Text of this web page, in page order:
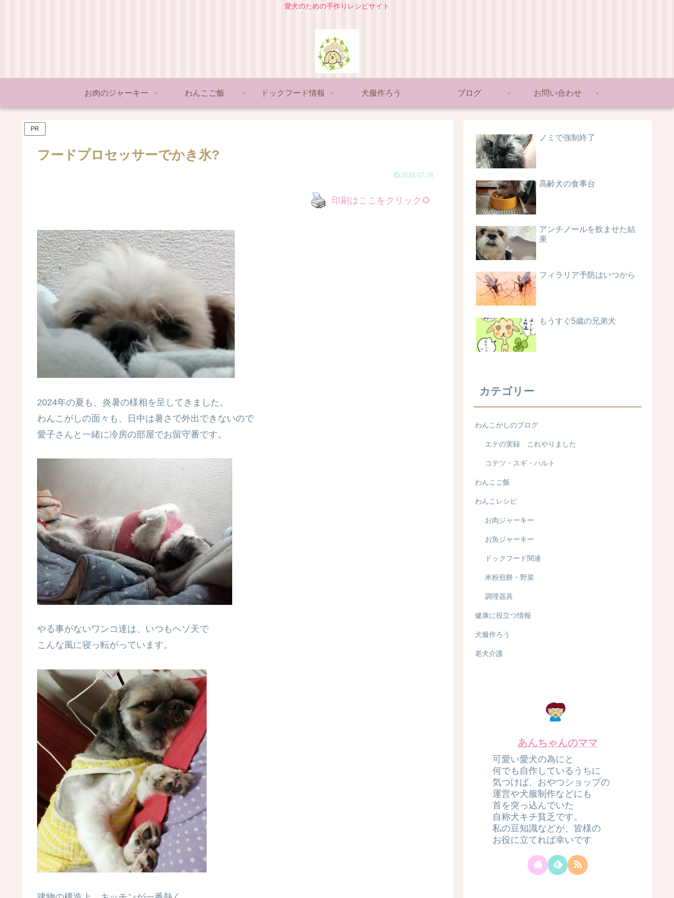
愛犬のための手作りレシピサイト
お肉のジャーキー わんこご飯 ドックフード情報 犬服作ろう ブログ お問い合わせ
PR
フードプロセッサーでかき氷?
2024.07.28
印刷はここをクリック🌻
2024年の夏も、炎暑の様相を呈してきました。
わんこがしの面々も、日中は暑さで外出できないので
愛子さんと一緒に冷房の部屋でお留守番です。
やる事がないワンコ達は、いつもヘソ天で
こんな風に寝っ転がっています。
ノミで強制終了
高齢犬の食事台
アンチノールを飲ませた結
果
フィラリア予防はいつから
もうすぐ5歳の兄弟犬
カテゴリー
わんこがしのブログ
エテの実録 これやりました
コテツ・スギ・ハルト
わんこご飯
わんこレシピ
お肉ジャーキー
お魚ジャーキー
ドックフード関連
米粉煎餅・野菜
調理器具
健康に役立つ情報
犬服作ろう
老犬介護
あんちゃんのママ
可愛い愛犬の為にと
何でも自作しているうちに
気つけば、おやつショップの
運営や犬服制作などにも
首を突っ込んでいた
自称犬キチ貧乏です。
私の豆知識などが、皆様の
お役に立てれば幸いです